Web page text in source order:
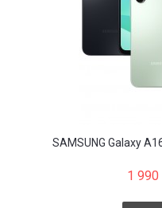
SAMSUNG Galaxy
1 990